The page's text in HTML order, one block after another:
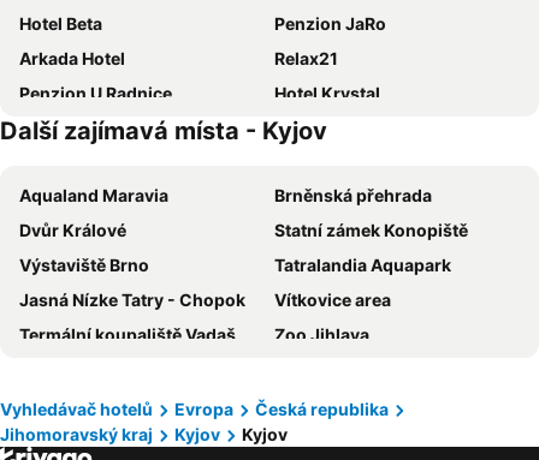
Hotel Beta
Penzion JaRo
Arkada Hotel
Relax21
Penzion U Radnice
Hotel Krystal
Hotel Pod Věží
Bukovanský mlýn
Penzion Budvarka
Hotel Lidový dům
Kyjovský pivovar - hotel, restaurace, pivní lázně
Penzion U Dulíka
Penzion Malovaný
Hospůdka na Haldě
Restaurant penzion u Buchlovskeho zamku
Vinařství Novotný
Apartmány Dog in Dock
Penzion u Tomčalů
Penzion U Tomáše
Penzion Régio
Veselan
Rybník Prokop
Další zajímavá místa - Kyjov
Aqualand Maravia
Brněnská přehrada
Dvůr Králové
Statní zámek Konopiště
Výstaviště Brno
Tatralandia Aquapark
Jasná Nízke Tatry - Chopok
Vítkovice area
Termální koupaliště Vadaš Štúrovo
Zoo Jihlava
Vienna Airport
Energylandia
Ski areál Červenohorské sedlo
Hrad Veveri
Vyhledávač hotelů Evropa
Česká republika
Jihomoravský kraj
Kyjov Kyjov